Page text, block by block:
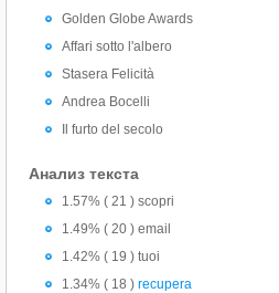
Golden Globe Awards
Affari sotto l'albero
Stasera Felicità
Andrea Bocelli
Il furto del secolo
Анализ текста
1.57% ( 21 ) scopri
1.49% ( 20 ) email
1.42% ( 19 ) tuoi
1.34% ( 18 ) recupera